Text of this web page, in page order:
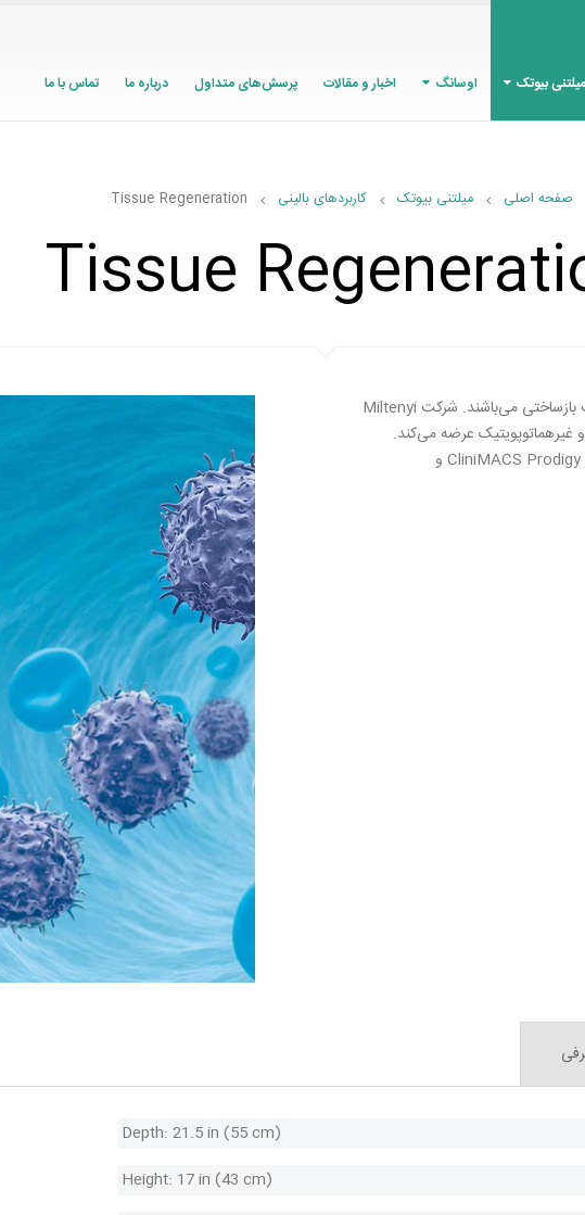
میلتنی بیوتک اوسانگ اخبار و مقالات پرسش‌های متداول درباره ما تماس با ما
صفحه اصلی میلتنی بیوتک کاربردهای بالینی Tissue Regeneration
Tissue
سلول‌های بنیادی اتولوگ هدف خوبی به‌منظور استراتژی‌های طب بازساختی می‌باشند. شرکت Miltenyi
غیرهماتوپویتیک عرضه می‌کند.
سلول‌های بنیادی می‌توانند به‌وسیله‌ی روش‌هایی مثل استفاده از CliniMACS Prodigy و
Depth: 21.5 in (55 cm)
Height: 17 in (43 cm)